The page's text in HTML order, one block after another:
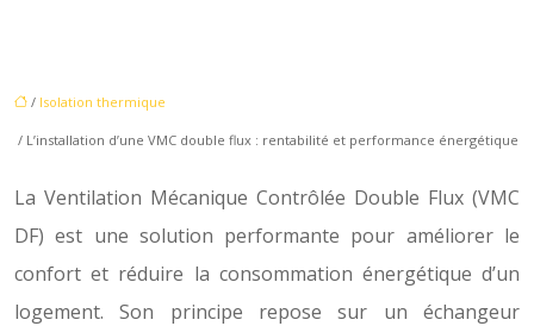
/ Isolation thermique
/ L’installation d’une VMC double flux : rentabilité et performance énergétique
La Ventilation Mécanique Contrôlée Double Flux (VMC
DF) est une solution performante pour améliorer le
confort et réduire la consommation énergétique d’un
logement. Son principe repose sur un échangeur